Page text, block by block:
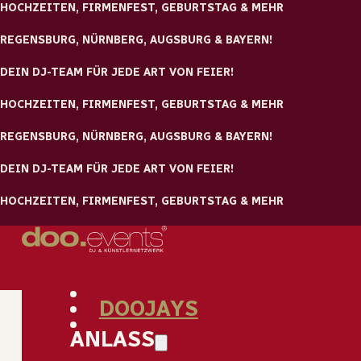
Zum Hauptinhalt springen Zum Footer springen
HOCHZEITEN, FIRMENFEST, GEBURTSTAG & MEHR
REGENSBURG, NÜRNBERG, AUGSBURG & BAYERN!
DEIN DJ-TEAM FÜR JEDE ART VON FEIER!
HOCHZEITEN, FIRMENFEST, GEBURTSTAG & MEHR
REGENSBURG, NÜRNBERG, AUGSBURG & BAYERN!
DEIN DJ-TEAM FÜR JEDE ART VON FEIER!
HOCHZEITEN, FIRMENFEST, GEBURTSTAG & MEHR
DOOJAYS
ANLASS
Topf den passenden
Deckel!
Begutachtung den Weg in unser Team, nachdem sie
sorgfältig aufHochzeiten geschult und ausgebildet
Erst dann erhalten sie unser
dürfen sich zu den Besten der Besten zählen.